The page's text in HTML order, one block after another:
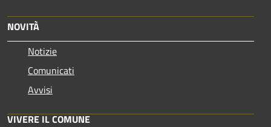
NOVITÀ
Notizie
Comunicati
Avvisi
VIVERE IL COMUNE